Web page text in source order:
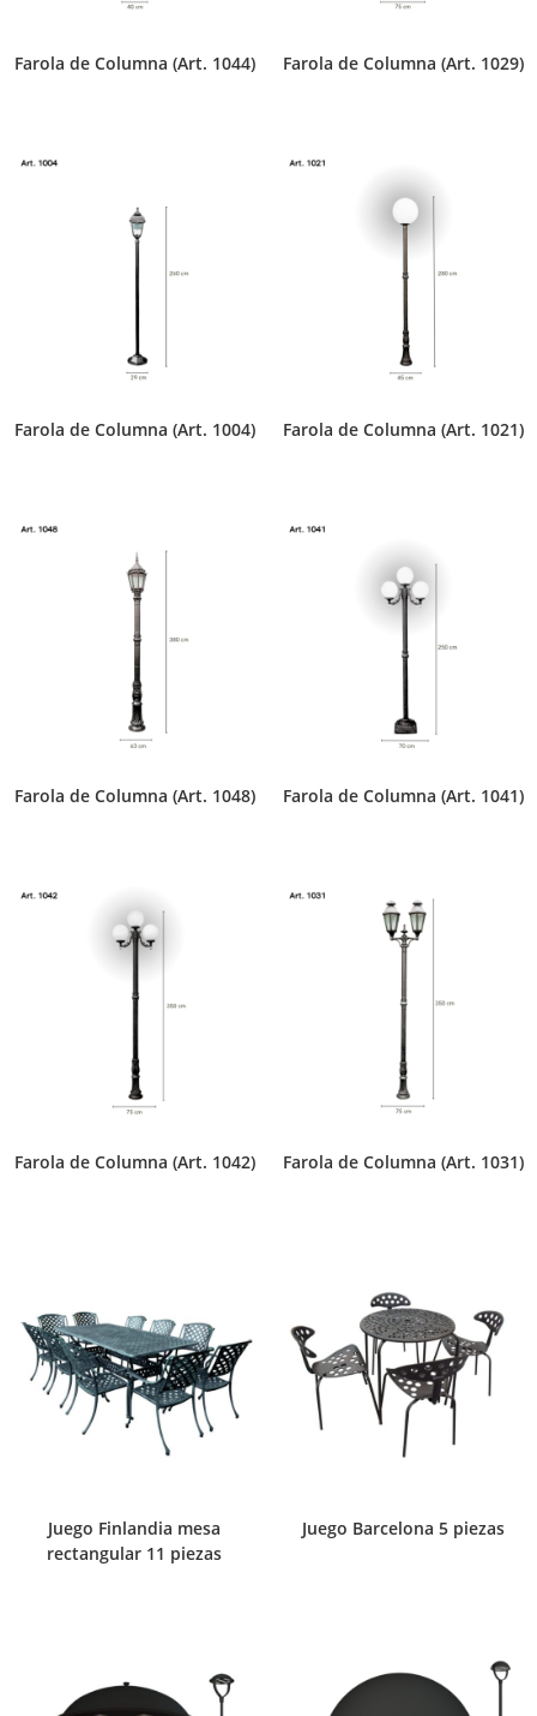
Farola de Columna (Art. 1044) Farola de Columna (Art. 1029)
Farola de Columna (Art. 1004) Farola de Columna (Art. 1021)
Farola de Columna (Art. 1048) Farola de Columna (Art. 1041)
Farola de Columna (Art. 1042) Farola de Columna (Art. 1031)
Juego Finlandia mesa
rectangular 11 piezas
Juego Barcelona 5 piezas